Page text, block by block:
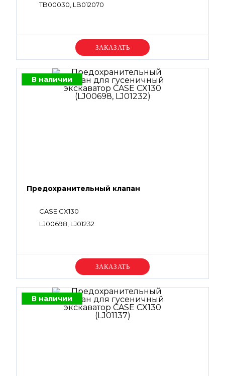
TB00030, LB012070
Уточняйте цену
В наличии
Предохранительный клапан
CASE CX130
LJ00698, LJ01232
Уточняйте цену
В наличии